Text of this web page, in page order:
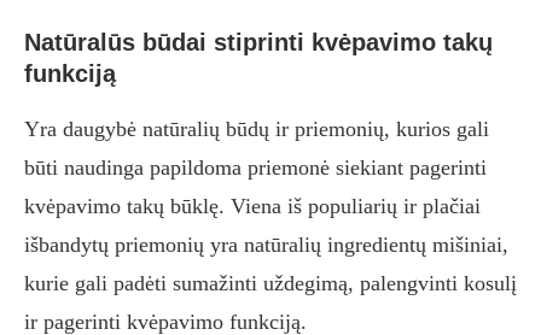
Natūralūs būdai stiprinti kvėpavimo takų
funkciją
Yra daugybė natūralių būdų ir priemonių, kurios gali
būti naudinga papildoma priemonė siekiant pagerinti
kvėpavimo takų būklę. Viena iš populiarių ir plačiai
išbandytų priemonių yra natūralių ingredientų mišiniai,
kurie gali padėti sumažinti uždegimą, palengvinti kosulį
ir pagerinti kvėpavimo funkciją.